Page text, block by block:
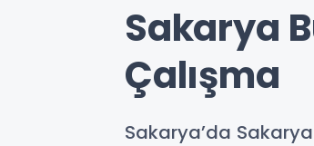
Sakarya
Çalışma
Sakarya’da